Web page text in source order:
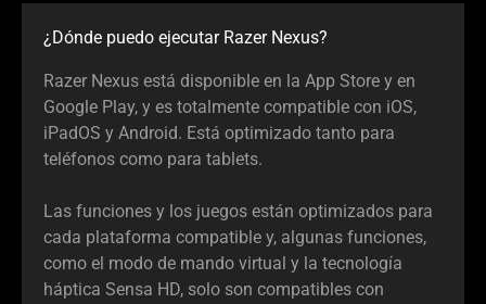
¿Dónde puedo ejecutar Razer Nexus?
Razer Nexus está disponible en la App Store y en
Google Play, y es totalmente compatible con iOS,
iPadOS y Android. Está optimizado tanto para
teléfonos como para tablets.
Las funciones y los juegos están optimizados para
cada plataforma compatible y, algunas funciones,
como el modo de mando virtual y la tecnología
háptica Sensa HD, solo son compatibles con